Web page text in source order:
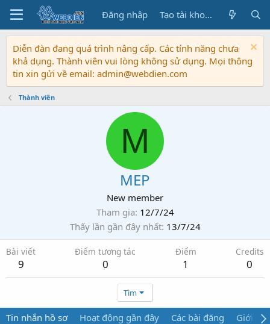
Đăng nhập Tạo tài khoản
Diễn đàn đang quá trình nâng cấp. Các tính năng chưa
khả dụng. Thành viên vui lòng không sử dụng. Mọi thông
tin xin gửi về email: admin@webdien.com
Thành viên
M
MEP
New member
Tham gia 12/7/24
Thấy lần gần đây nhất 13/7/24
Bài viết
9
Điểm tương tác
0
Điểm
1
Credits
0
Tìm
Tin nhắn hồ sơ Hoạt động gần đây Các bài đăng Giới